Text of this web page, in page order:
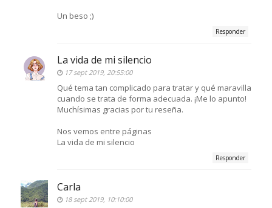
Un beso ;)
Responder
La vida de mi silencio
17 sept 2019, 20:55:00
Qué tema tan complicado para tratar y qué maravilla
cuando se trata de forma adecuada. ¡Me lo apunto!
Muchísimas gracias por tu reseña.
Nos vemos entre páginas
La vida de mi silencio
Responder
Carla
18 sept 2019, 10:10:00